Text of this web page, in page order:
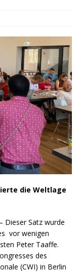
die Weltlage
Dieser Satz wurde
vor wenigen
Peter Taaffe.
des
(CWI) in Berlin